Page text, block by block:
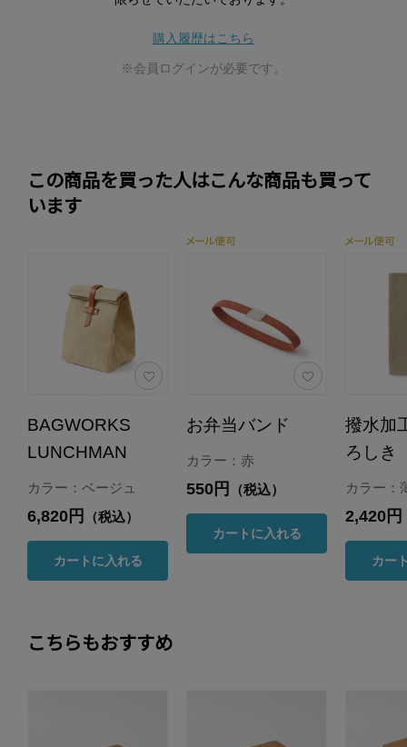
購入履歴はこちら
※会員ログインが必要です。
この商品を買った人はこんな商品も買って
います
BAGWORKS
LUNCHMAN
カラー：ベージュ
6,820円 （税込）
カートに入れる
お弁当バンド
カラー：赤
550円 （税込）
カートに入れる
撥水加
ろしき
カラー：
2,420円
カー
こちらもおすすめ